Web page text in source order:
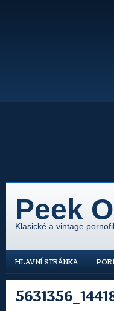
Peek
Klasické a vintage
HLAVNÍ STRÁNKA